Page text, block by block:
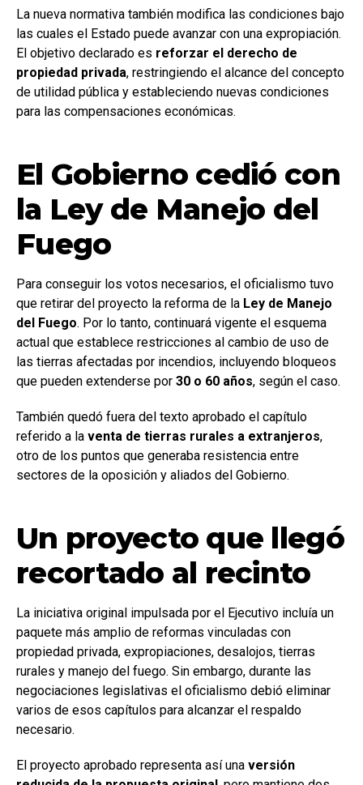
La nueva normativa también modifica las condiciones bajo
las cuales el Estado puede avanzar con una expropiación.
El objetivo declarado es reforzar el derecho de
propiedad privada, restringiendo el alcance del concepto
de utilidad pública y estableciendo nuevas condiciones
para las compensaciones económicas.
El Gobierno cedió con
la Ley de Manejo del
Fuego
Para conseguir los votos necesarios, el oficialismo tuvo
que retirar del proyecto la reforma de la Ley de Manejo
del Fuego. Por lo tanto, continuará vigente el esquema
actual que establece restricciones al cambio de uso de
las tierras afectadas por incendios, incluyendo bloqueos
que pueden extenderse por 30 o 60 años, según el caso.
También quedó fuera del texto aprobado el capítulo
referido a la venta de tierras rurales a extranjeros,
otro de los puntos que generaba resistencia entre
sectores de la oposición y aliados del Gobierno.
Un proyecto que llegó
recortado al recinto
La iniciativa original impulsada por el Ejecutivo incluía un
paquete más amplio de reformas vinculadas con
propiedad privada, expropiaciones, desalojos, tierras
rurales y manejo del fuego. Sin embargo, durante las
negociaciones legislativas el oficialismo debió eliminar
varios de esos capítulos para alcanzar el respaldo
necesario.
El proyecto aprobado representa así una versión